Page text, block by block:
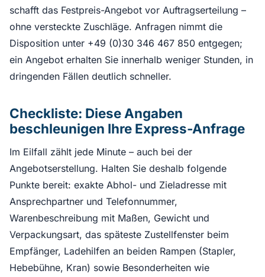
schafft das Festpreis-Angebot vor Auftragserteilung –
ohne versteckte Zuschläge. Anfragen nimmt die
Disposition unter +49 (0)30 346 467 850 entgegen;
ein Angebot erhalten Sie innerhalb weniger Stunden, in
dringenden Fällen deutlich schneller.
Checkliste: Diese Angaben
beschleunigen Ihre Express-Anfrage
Im Eilfall zählt jede Minute – auch bei der
Angebotserstellung. Halten Sie deshalb folgende
Punkte bereit: exakte Abhol- und Zieladresse mit
Ansprechpartner und Telefonnummer,
Warenbeschreibung mit Maßen, Gewicht und
Verpackungsart, das späteste Zustellfenster beim
Empfänger, Ladehilfen an beiden Rampen (Stapler,
Hebebühne, Kran) sowie Besonderheiten wie